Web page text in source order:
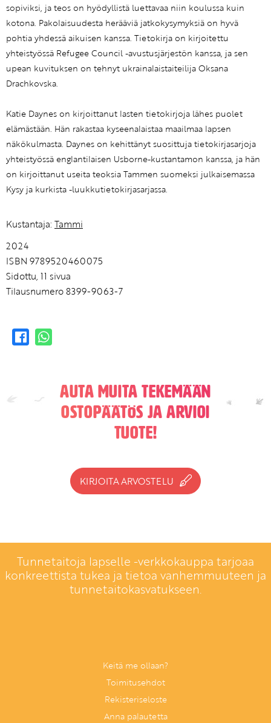
sopiviksi, ja teos on hyödyllistä luettavaa niin koulussa kuin
kotona. Pakolaisuudesta herääviä jatkokysymyksiä on hyvä
pohtia yhdessä aikuisen kanssa. Tietokirja on kirjoitettu
yhteistyössä Refugee Council -avustusjärjestön kanssa, ja sen
upean kuvituksen on tehnyt ukrainalaistaiteilija Oksana
Drachkovska.
Katie Daynes on kirjoittanut lasten tietokirjoja lähes puolet
elämästään. Hän rakastaa kyseenalaistaa maailmaa lapsen
näkökulmasta. Daynes on kehittänyt suosittuja tietokirjasarjoja
yhteistyössä englantilaisen Usborne-kustantamon kanssa, ja hän
on kirjoittanut useita teoksia Tammen suomeksi julkaisemassa
Kysy ja kurkista -luukkutietokirjasarjassa.
Kustantaja: Tammi
2024
ISBN 9789520460075
Sidottu, 11 sivua
Tilausnumero 8399-9063-7
Auta muita tekemään
ostopäätös ja arvioi
tuote!
KIRJOITA ARVOSTELU
Tunnetaitoja lapselle -verkkokauppa tarjoaa
konkreettista tukea ja tietoa vanhemmuuteen ja
tunnetaitokasvatukseen.
Keitä me ollaan?
Toimitusehdot
Rekisteriseloste
Anna palautetta